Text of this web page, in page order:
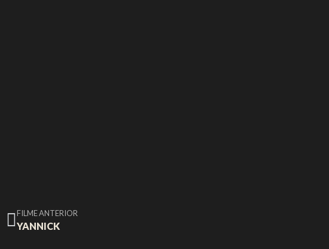
FILME ANTERIOR
YANNICK